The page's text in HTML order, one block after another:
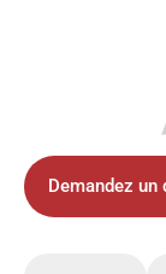
Demandez un